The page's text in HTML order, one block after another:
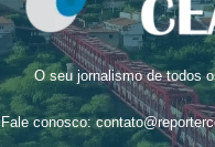
O seu jornalismo de todos
Fale conosco: